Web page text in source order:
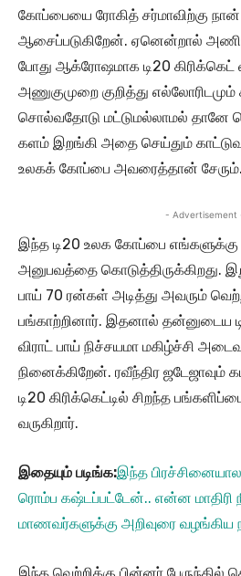
கோப்பையை ரோகித் சர்மாவிற்கு நான்
ஆசைப்படுகிறேன். ஏனென்றால்
போது ஆக்ரோஷமாக டி20 கிரிக்கெட்
அணுகுமுறை குறித்து
சொல்வதோடு மட்டுமல்லாமல் தானே
களம் இறங்கி அதை செய்தும்
உலகக் கோப்பை அவரைத்தான் சேரும்.
- Advertisement
இந்த டி20 உலக கோப்பை எங்களுக்கு
அனுபவத்தை கொடுத்திருக்கிறது.
பாய் 70 ரன்கள் அடித்து அவரும்
பங்காற்றினார். இதனால் தன்னுடைய
விராட் பாய் நிச்சயமா மகிழ்ச்சி
நினைக்கிறேன். ரவீந்திர
டி20 கிரிக்கெட்டில் சிறந்த
வருகிறார்.
இதையும் படிங்க:இந்த
ரொம்ப கஷ்டப்பட்டேன்.. என்ன மாதிரி
மாணவர்களுக்கு அறிவுரை வழங்கிய